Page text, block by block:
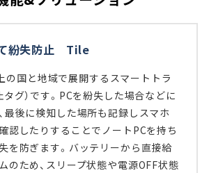
紛失防止 Tile
国と地域で展開するスマートトラ
タグ）です。PCを紛失した場合などに
最後に検知した場所も記録しスマホ
認したりすることでノートPCを持ち
を防ぎます。バッテリーから直接給
のため、スリープ状態や電源OFF状態